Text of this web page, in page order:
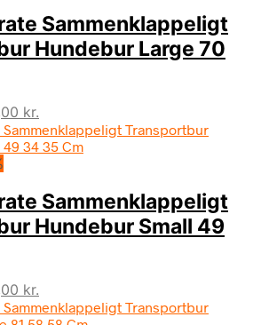
Sammenklappeligt
Hundebur Large 70
kr.
aktuelle
pris
Sammenklappeligt
Hundebur Small 49
kr.
aktuelle